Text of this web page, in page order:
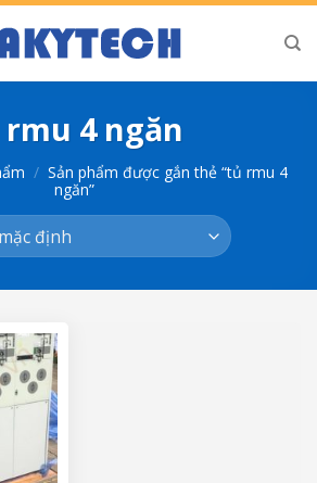
4 ngăn
/ Sản phẩm được gắn thẻ “tủ rmu 4
ngăn”